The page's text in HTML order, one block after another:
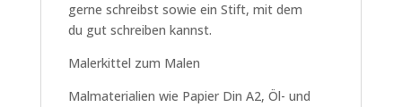
gerne schreibst sowie ein Stift, mit dem
du gut schreiben kannst.
Malerkittel zum Malen
Malmaterialien wie Papier Din A2, Öl- und